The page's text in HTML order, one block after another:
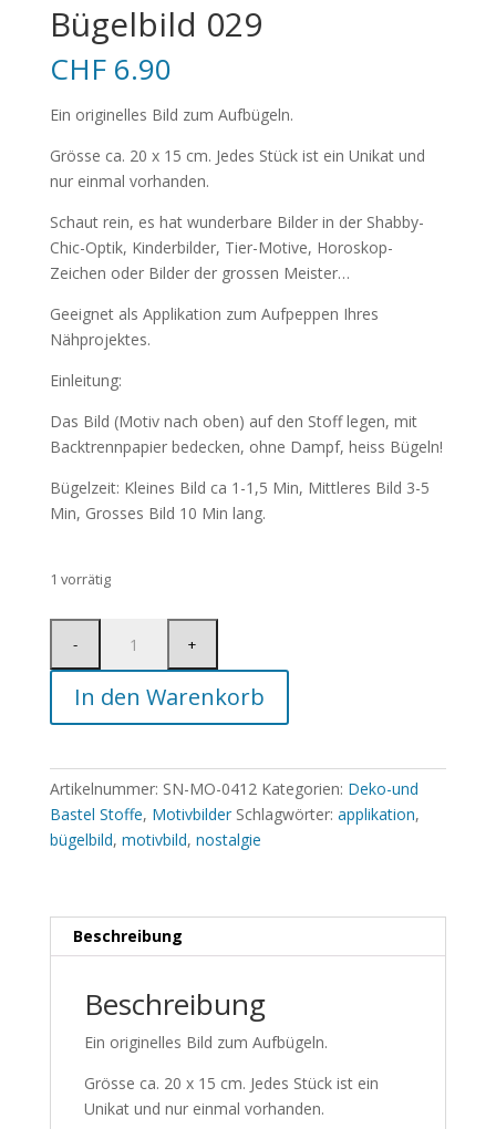
Bügelbild 029
CHF6.90
Ein originelles Bild zum Aufbügeln.
Grösse ca. 20 x 15 cm. Jedes Stück ist ein Unikat und
nur einmal vorhanden.
Schaut rein, es hat wunderbare Bilder in der Shabby-
Chic-Optik, Kinderbilder, Tier-Motive, Horoskop-
Zeichen oder Bilder der grossen Meister…
Geeignet als Applikation zum Aufpeppen Ihres
Nähprojektes.
Einleitung:
Das Bild (Motiv nach oben) auf den Stoff legen, mit
Backtrennpapier bedecken, ohne Dampf, heiss Bügeln!
Bügelzeit: Kleines Bild ca 1-1,5 Min, Mittleres Bild 3-5
Min, Grosses Bild 10 Min lang.
1 vorrätig
In den Warenkorb
Artikelnummer: SN-MO-0412 Kategorien: Deko-und
Bastel Stoffe, Motivbilder Schlagwörter: applikation,
bügelbild, motivbild, nostalgie
Beschreibung
Beschreibung
Ein originelles Bild zum Aufbügeln.
Grösse ca. 20 x 15 cm. Jedes Stück ist ein
Unikat und nur einmal vorhanden.